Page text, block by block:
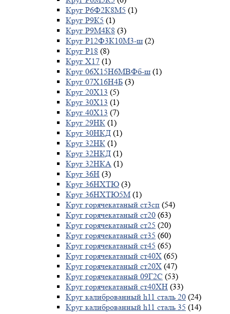
Круг Р6Ф2К8М5 (1)
Круг Р9К5 (1)
Круг Р9М4К8 (3)
Круг Р12Ф3К10М3-ш (2)
Круг Р18 (8)
Круг Х17 (1)
Круг 06Х15Н6МВФб-ш (1)
Круг 07Х16Н4Б (3)
Круг 20Х13 (5)
Круг 30Х13 (1)
Круг 40Х13 (7)
Круг 29НК (1)
Круг 30НКД (1)
Круг 32НК (1)
Круг 32НКД (1)
Круг 32НКА (1)
Круг 36Н (3)
Круг 36НХТЮ (3)
Круг 36НХТЮ5М (1)
Круг горячекатаный ст3сп (54)
Круг горячекатаный ст20 (63)
Круг горячекатаный ст25 (20)
Круг горячекатаный ст35 (60)
Круг горячекатаный ст45 (65)
Круг горячекатаный ст40Х (65)
Круг горячекатаный ст20Х (47)
Круг горячекатаный 09Г2С (53)
Круг горячекатаный ст40ХН (33)
Круг калиброванный h11 сталь 20 (24)
Круг калиброванный h11 сталь 35 (14)